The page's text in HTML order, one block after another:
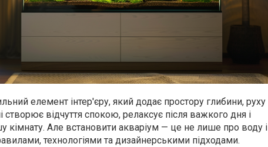
елемент інтер'єру, який додає простору глибини, руху
створює відчуття спокою, релаксує після важкого дня і
кімнату. Але встановити акваріум — це не лише про воду і
технологіями та дизайнерськими підходами.